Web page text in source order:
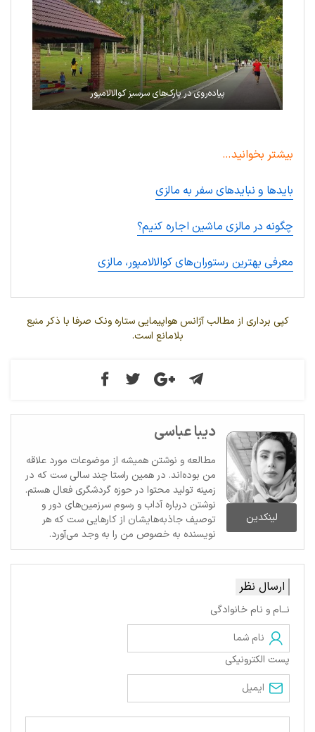
پیاده‌روی در پارک‌های سرسبز کوالالامپور
بیشتر بخوانید…
بایدها و نبایدهای سفر به مالزی
چگونه در مالزی ماشین اجاره کنیم؟
معرفی بهترین رستوران‌های کوالالامپور، مالزی
کپی برداری از مطالب آژانس هواپیمایی ستاره ونک صرفا با ذکر منبع
بلامانع است.
لینکدین
دیبا عباسی
مطالعه و نوشتن همیشه از موضوعات مورد علاقه
من بوده‌اند. در همین راستا چند سالی ست که در
زمینه تولید محتوا در حوزه گردشگری فعال هستم.
نوشتن درباره آداب و رسوم سرزمین‌های دور و
توصیف جاذبه‌هایشان از کارهایی ست که هر
نویسنده به خصوص من را به وجد می‌آورد.
ارسال نظر
نــام و نام خانوادگی
پست الکترونیکی